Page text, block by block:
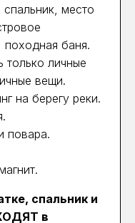
спальник, место
баня.
только личные
вещи.
на берегу реки.
повара.
спальник и
в